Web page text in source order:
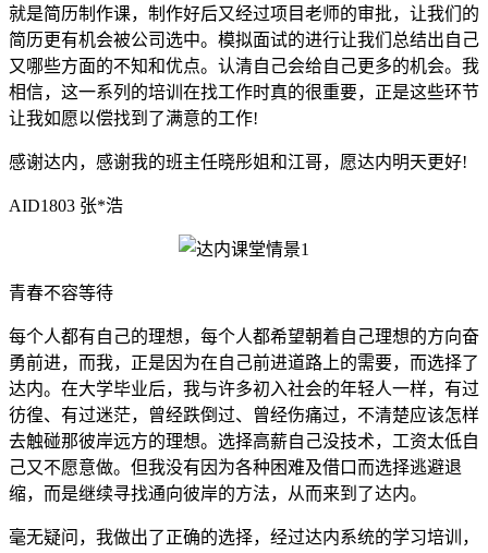
就是简历制作课，制作好后又经过项目老师的审批，让我们的
简历更有机会被公司选中。模拟面试的进行让我们总结出自己
又哪些方面的不知和优点。认清自己会给自己更多的机会。我
相信，这一系列的培训在找工作时真的很重要，正是这些环节
让我如愿以偿找到了满意的工作!
感谢达内，感谢我的班主任晓彤姐和江哥，愿达内明天更好!
AID1803 张*浩
青春不容等待
每个人都有自己的理想，每个人都希望朝着自己理想的方向奋
勇前进，而我，正是因为在自己前进道路上的需要，而选择了
达内。在大学毕业后，我与许多初入社会的年轻人一样，有过
彷徨、有过迷茫，曾经跌倒过、曾经伤痛过，不清楚应该怎样
去触碰那彼岸远方的理想。选择高薪自己没技术，工资太低自
己又不愿意做。但我没有因为各种困难及借口而选择逃避退
缩，而是继续寻找通向彼岸的方法，从而来到了达内。
毫无疑问，我做出了正确的选择，经过达内系统的学习培训，